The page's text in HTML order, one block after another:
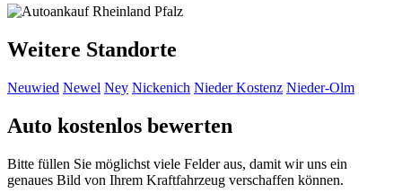
Weitere Standorte
Neuwied Newel Ney Nickenich Nieder Kostenz Nieder-Olm
Auto kostenlos bewerten
Bitte füllen Sie möglichst viele Felder aus, damit wir uns ein
genaues Bild von Ihrem Kraftfahrzeug verschaffen können.